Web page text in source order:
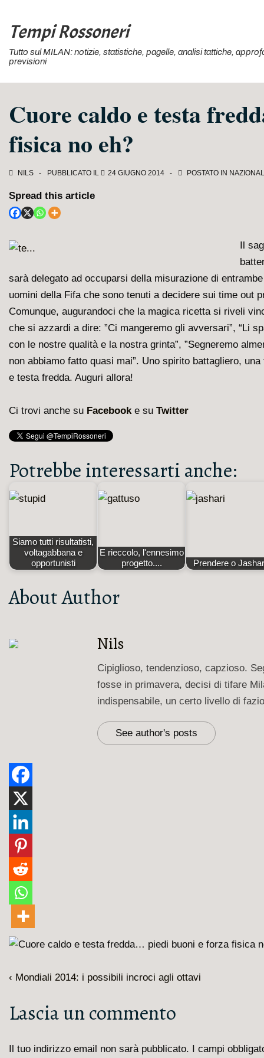
Vai
contenuto
Tempi Rossoneri
Tutto sul MILAN: notizie, statistiche, pagelle, analisi tattiche,
previsioni
Cuore caldo e testa
fisica no eh?
NILS PUBBLICATO IL 24 GIUGNO 2014 POSTATO IN NAZIONALI
Spread this article
Il
sarà delegato ad occuparsi della misurazione di
uomini della Fifa che sono tenuti a decidere sui time out
Comunque, augurandoci che la magica ricetta si riveli
che si azzardi a dire: ”Ci mangeremo gli avversari”, “Li
con le nostre qualità e la nostra grinta”, ”Segneremo
non abbiamo fatto quasi mai”. Uno spirito battagliero,
e testa fredda. Auguri allora!
Ci trovi anche su Facebooke su Twitter
Potrebbe interessarti anche:
Siamo tutti risultatisti,
voltagabbana e
opportunisti
E rieccolo, l'ennesimo
progetto....
Prendere o
About Author
Nils
Cipiglioso, tendenzioso, capzioso.
fosse in primavera, decisi di tifare
indispensabile, un certo livello di
See author's posts
Navigazione
L'articolo
è
‹ Mondiali 2014: i possibili incroci agli ottavi
Lascia un commento
Il tuo indirizzo email non sarà pubblicato. I campi